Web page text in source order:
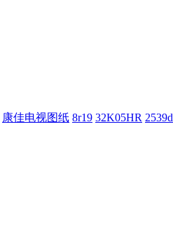
康佳电视图纸 8r19 32K05HR 2539d